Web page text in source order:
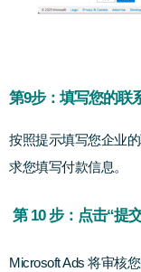
第9步：填写您的联
按照提示填写您企业
求您填写付款信息。
第 10 步：点击“提
Microsoft Ads 将审核